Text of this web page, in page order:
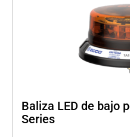
Baliza LED de bajo
Series